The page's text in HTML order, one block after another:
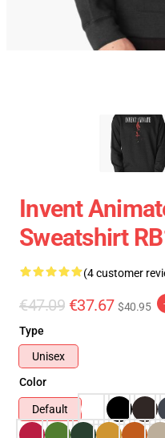
Invent
Sweatshirt
(4 customer
€47.09 €37.67 $40.95
Type
Unisex
Color
Default